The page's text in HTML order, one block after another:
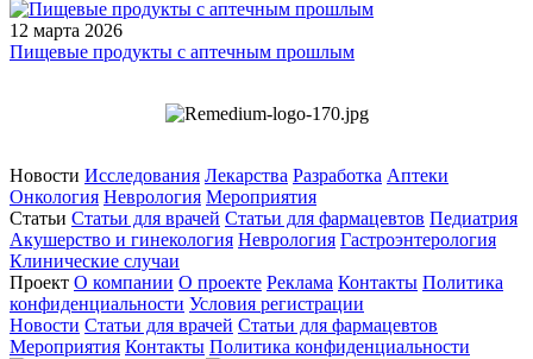
12 марта 2026
Пищевые продукты с аптечным прошлым
Новости Исследования Лекарства Разработка Аптеки
Онкология Неврология Мероприятия
Статьи Статьи для врачей Статьи для фармацевтов Педиатрия
Акушерство и гинекология Неврология Гастроэнтерология
Клинические случаи
Проект О компании О проекте Реклама Контакты Политика
конфиденциальности Условия регистрации
Новости Статьи для врачей Статьи для фармацевтов
Мероприятия Контакты Политика конфиденциальности